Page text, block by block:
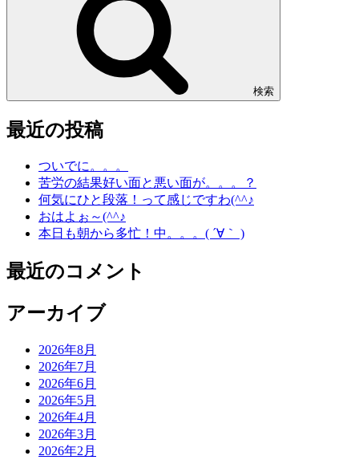
検索
最近の投稿
ついでに。。。
苦労の結果好い面と悪い面が。。。？
何気にひと段落！って感じですわ(^^♪
おはよぉ～(^^♪
本日も朝から多忙！中。。。( ´∀｀ )
最近のコメント
アーカイブ
2026年8月
2026年7月
2026年6月
2026年5月
2026年4月
2026年3月
2026年2月